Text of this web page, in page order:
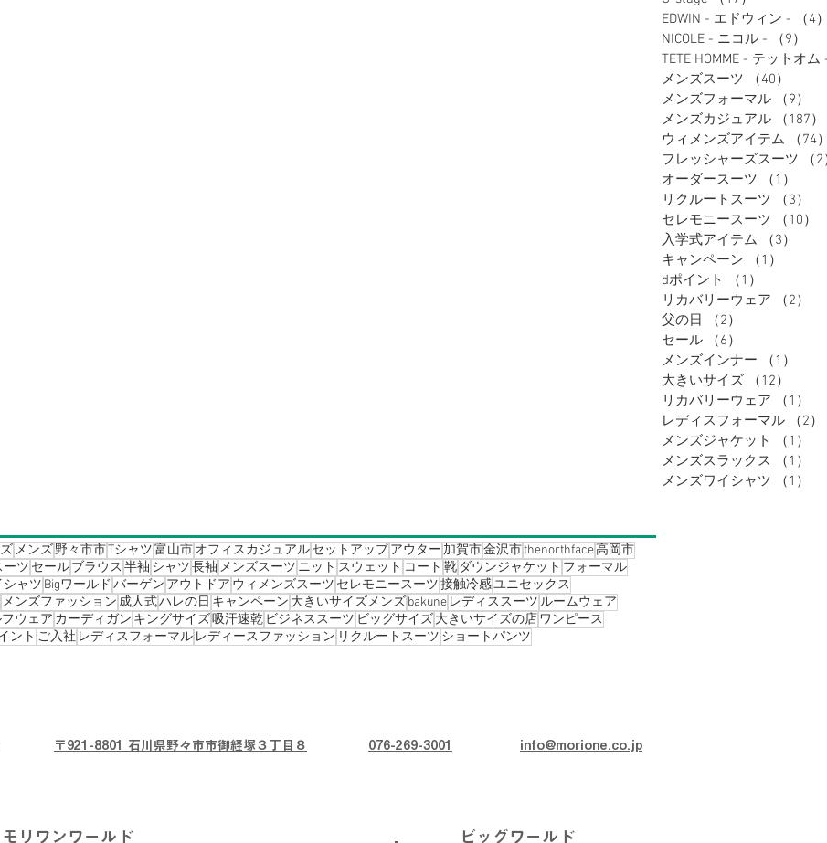
EDWIN - エドウィン -
（4
NICOLE - ニコル -
（9）
TETE HOMME - テットオム
メンズスーツ
（40）
メンズフォーマル
（9）
メンズカジュアル
（187）
ウィメンズアイテム
（74
フレッシャーズスーツ
（
オーダースーツ
（1）
リクルートスーツ
（3）
セレモニースーツ
（10）
入学式アイテム
（3）
キャンペーン
（1）
dポイント
（1）
リカバリーウェア
（2）
父の日
（2）
セール
（6）
メンズインナー
（1）
大きいサイズ
（12）
リカバリーウェア
（1）
レディスフォーマル
（2）
メンズジャケット
（1）
メンズスラックス
（1）
メンズワイシャツ
（1）
メンズ野々市市Tシャツ富山市オフィスカジュアルセットアップアウター加賀市金沢市thenorthface高岡市
ーツ セールブラウス 半袖 シャツ長袖 メンズスーツ ニット スウェット コート 靴 ダウンジャケット フォーマル
シャツ Bigワールド バーゲン アウトドア ウィメンズスーツ セレモニースーツ接触冷感ユニセックス
メンズファッション成人式ハレの日 キャンペーン 大きいサイズメンズbakune レディススーツルームウェア
ウェア カーディガン キングサイズ吸汗速乾 ビジネススーツ ビッグサイズ大きいサイズの店 ワンピース
ント ご入社 レディスフォーマル レディースファッション リクルートスーツ ショートパンツ
〒921-8801 石川県野々市市御経塚３丁目８ 076-269-3001 info@morione.co.jp
モリワンワールド ビッグワールド